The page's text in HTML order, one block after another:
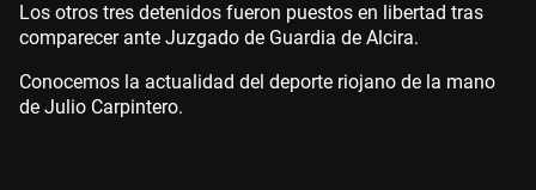
Los otros tres detenidos fueron puestos en libertad tras
comparecer ante Juzgado de Guardia de Alcira.
Conocemos la actualidad del deporte riojano de la mano
de Julio Carpintero.